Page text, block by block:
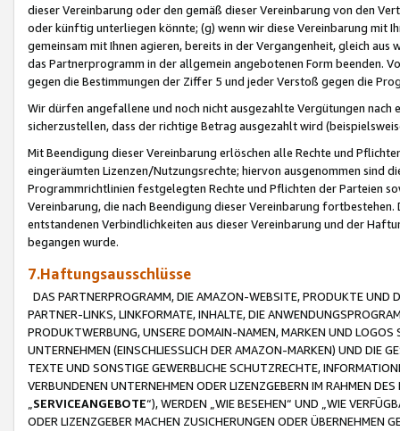
dieser Vereinbarung oder den gemäß dieser Vereinbarung von den
oder künftig unterliegen könnte; (g) wenn wir diese Vereinbarung mit
gemeinsam mit Ihnen agieren, bereits in der Vergangenheit, gleich
das Partnerprogramm in der allgemein angebotenen Form beenden.
gegen die Bestimmungen der Ziffer 5 und jeder Verstoß gegen die
Wir dürfen angefallene und noch nicht ausgezahlte Vergütungen
sicherzustellen, dass der richtige Betrag ausgezahlt wird
Mit Beendigung dieser Vereinbarung erlöschen alle Rechte und
eingeräumten Lizenzen/Nutzungsrechte; hiervon ausgenommen sind
Programmrichtlinien festgelegten Rechte und Pflichten der Parteien
Vereinbarung, die nach Beendigung dieser Vereinbarung
entstandenen Verbindlichkeiten aus dieser Vereinbarung und der
begangen wurde.
7.Haftungsausschlüsse
DAS PARTNERPROGRAMM, DIE AMAZON-WEBSITE, PRODUKTE UND
PARTNER-LINKS, LINKFORMATE, INHALTE, DIE
PRODUKTWERBUNG, UNSERE DOMAIN-NAMEN, MARKEN UND
UNTERNEHMEN (EINSCHLIESSLICH DER AMAZON-MARKEN) UND DIE
TEXTE UND SONSTIGE GEWERBLICHE SCHUTZRECHTE,
VERBUNDENEN UNTERNEHMEN ODER LIZENZGEBERN IM RAHMEN
SERVICEANGEBOTE“), WERDEN „WIE BESEHEN“ UND „WIE
ODER LIZENZGEBER MACHEN ZUSICHERUNGEN ODER ÜBERNEHMEN